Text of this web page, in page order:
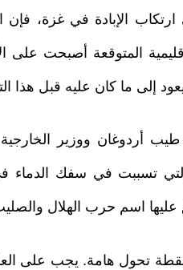
مرور 300 يوم على ارتكاب الإبادة
إلى ما كان عليه قبل هذا
ووزير الخارجية
تسببت في سفك الدماء
اسم حرب الهلال والصليب
تحول هامة. يجب على